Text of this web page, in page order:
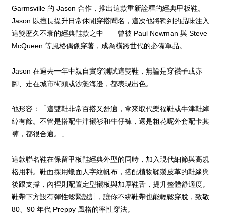
Garmsville 的 Jason 合作，推出這款重新詮釋的經典甲板鞋。
Jason 以擅長提升日常休閒穿搭聞名，這次他將獨到的品味注入
這雙歷久不衰的經典鞋款之中——曾被 Paul Newman 與 Steve
McQueen 等風格偶像穿著，成為橫跨世代的必備單品。
Jason 在過去一年中親自實穿測試這雙鞋，無論是穿襪子或赤
腳、走在城市街頭或沙灘海邊，都表現出色。
他形容：「這雙鞋非常百搭又舒適，拿來取代樂福鞋或牛津鞋綽
綽有餘。不管是搭配牛津襯衫和牛仔褲，還是粗花呢外套配卡其
褲，都很合適。」
這款聯名鞋在保留甲板鞋經典外型的同時，加入現代細節與高規
格用料。鞋面採用蠟面人字紋帆布，搭配植物鞣製皮革的鞋緣與
後跟支撐，內裡則配置定型襯板與加厚鞋舌，提升整體舒適度。
鞋帶下方設有彈性鬆緊設計，讓你不綁鞋帶也能輕鬆穿脫，致敬
80、90 年代 Preppy 風格的率性穿法。